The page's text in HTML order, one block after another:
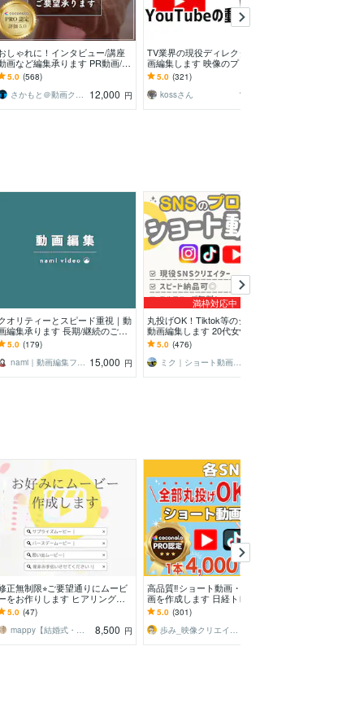
しゃれに！インタビュー/講座
画など編集承ります PR動画/Yo
等もおしゃれに編集させて
きます！
5.0 (568)
さかもと＠動画クリエイター
12,000 円
TV業界の現役ディレクターが動
画編集します 映像のプロのテク
ニックが満載！
5.0 (321)
kossさん
15,000
オリティーとスピード重視｜動
編集承ります 長期/継続のご依
OK・日英翻訳字幕にも対応◎
5.0 (179)
nami｜動画編集フリーランス 15,000 円
満枠対応中
丸投げOK！Tiktok等のショート
動画編集します 20代女性がトレ
ンドを押さえたハイクオリティな
動画を編集！
5.0 (476)
ミク｜ショート動画・SNSクリエイター
正無制限⭐︎ご要望通りにムービ
をお作りします ヒアリングし
がら、テンプレではない動画を
届けします！
5.0 (47)
mappy【結婚式・サプライズムービー】
8,500 円
高品質‼︎ショート動画・各SNS動
画を作成します 日経トレンディ
掲載されました！某保険会社・音
楽制作会社実績有
5.0 (301)
歩み_映像クリエイター